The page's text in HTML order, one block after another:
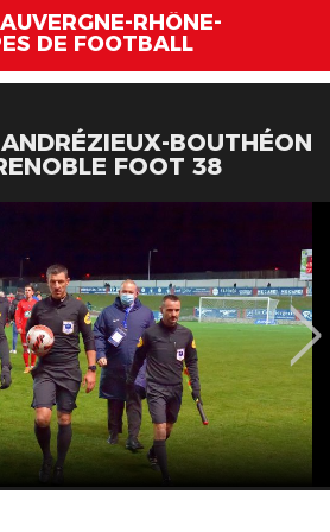
RHÔNE-
DE FOOTBALL
BOUTHÉON
FOOT 38